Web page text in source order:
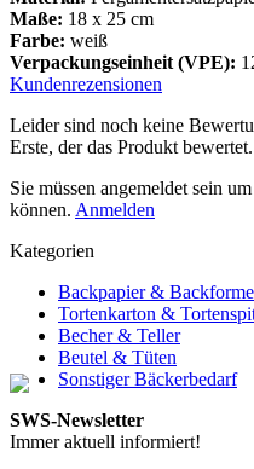
Maße: 18 x 25 cm
Farbe: weiß
Verpackungseinheit (VPE):
Kundenrezensionen
Leider sind noch keine
Erste, der das Produkt bewertet.
Sie müssen angemeldet sein
können. Anmelden
Kategorien
Backpapier &
Tortenkarton &
Becher & Teller
Beutel & Tüten
Sonstiger Bäckerbedarf
SWS-Newsletter
Immer aktuell informiert!